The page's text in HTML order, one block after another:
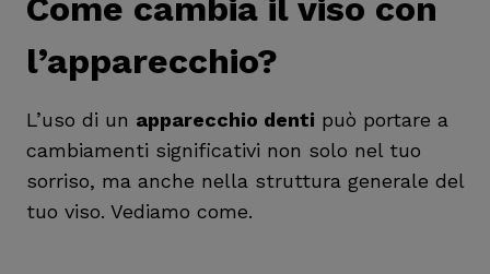
Come cambia il viso con
l’apparecchio?
L’uso di un apparecchio denti può portare a
cambiamenti significativi non solo nel tuo
sorriso, ma anche nella struttura generale del
tuo viso. Vediamo come.